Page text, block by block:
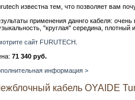
известна тем, что позволяет вам
применения даннго кабеля:
"круглая" середина,
сайт FURUTECH
71 340 руб.
информация >
кабель OYAIDE